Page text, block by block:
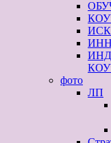
фото
ЛП